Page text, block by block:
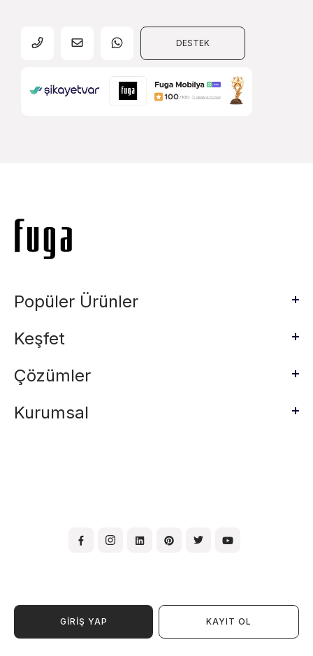
DESTEK
Popüler Ürünler
Keşfet
Çözümler
Kurumsal
GİRİŞ YAP KAYIT OL